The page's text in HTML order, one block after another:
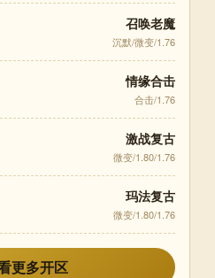
召唤老魔
沉默/微变/1.76
情缘合击
合击/1.76
激战复古
微变/1.80/1.76
玛法复古
微变/1.80/1.76
更多开区